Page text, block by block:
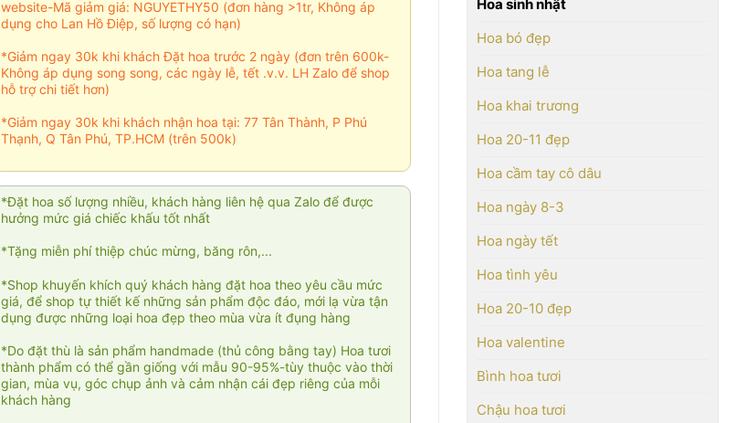
Hoa sinh nhật
Hoa bó đẹp
Hoa tang lễ
Hoa khai trương
Hoa 20-11 đẹp
Hoa cầm tay cô dâu
Hoa ngày 8-3
Hoa ngày tết
Hoa tình yêu
Hoa 20-10 đẹp
Hoa valentine
Bình hoa tươi
Chậu hoa tươi
website-Mã giảm giá: NGUYETHY50 (đơn hàng >1tr, Không áp
dụng cho Lan Hồ Điệp, số lượng có hạn)
*Giảm ngay 30k khi khách Đặt hoa trước 2 ngày (đơn trên 600k-
Không áp dụng song song, các ngày lễ, tết .v.v. LH Zalo để shop
hỗ trợ chi tiết hơn)
*Giảm ngay 30k khi khách nhận hoa tại: 77 Tân Thành, P Phú
Thạnh, Q Tân Phú, TP.HCM (trên 500k)
*Đặt hoa số lượng nhiều, khách hàng liên hệ qua Zalo để được
hưởng mức giá chiếc khấu tốt nhất
*Tặng miễn phí thiệp chúc mừng, băng rôn,...
*Shop khuyến khích quý khách hàng đặt hoa theo yêu cầu mức
giá, để shop tự thiết kế những sản phẩm độc đáo, mới lạ vừa tận
dụng được những loại hoa đẹp theo mùa vừa ít đụng hàng
*Do đặt thù là sản phẩm handmade (thủ công bằng tay) Hoa tươi
thành phẩm có thể gần giống với mẫu 90-95%-tùy thuộc vào thời
gian, mùa vụ, góc chụp ảnh và cảm nhận cái đẹp riêng của mỗi
khách hàng